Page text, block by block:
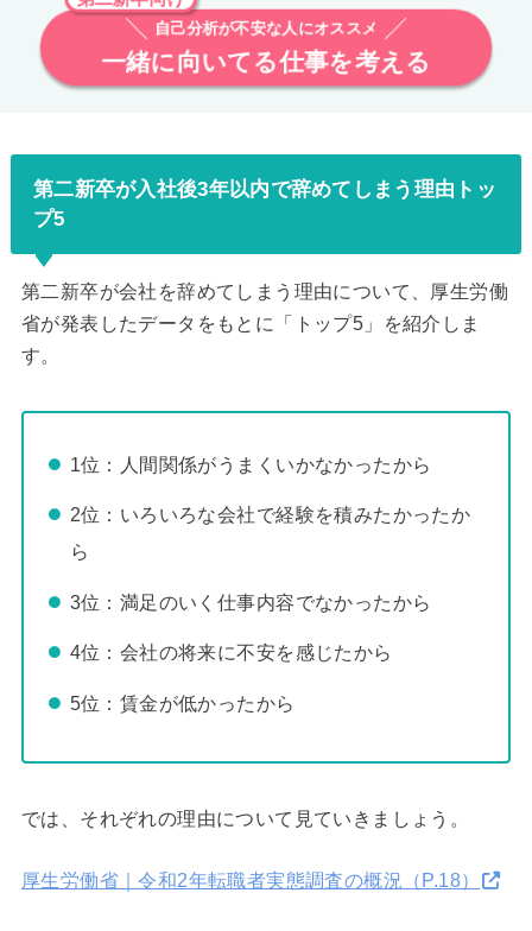
自己分析が不安な人にオススメ
一緒に向いてる仕事を考える
第二新卒が入社後3年以内で辞めてしまう理由トッ
プ5
第二新卒が会社を辞めてしまう理由について、厚生労働
省が発表したデータをもとに「トップ5」を紹介しま
す。
1位：人間関係がうまくいかなかったから
2位：いろいろな会社で経験を積みたかったか
ら
3位：満足のいく仕事内容でなかったから
4位：会社の将来に不安を感じたから
5位：賃金が低かったから
では、それぞれの理由について見ていきましょう。
厚生労働省｜令和2年転職者実態調査の概況（P.18）